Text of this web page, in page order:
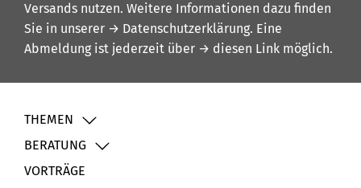
Versands nutzen. Weitere Informationen dazu finden
Sie in unserer → Datenschutzerklärung. Eine
Abmeldung ist jederzeit über → diesen Link möglich.
THEMEN
BERATUNG
VORTRÄGE